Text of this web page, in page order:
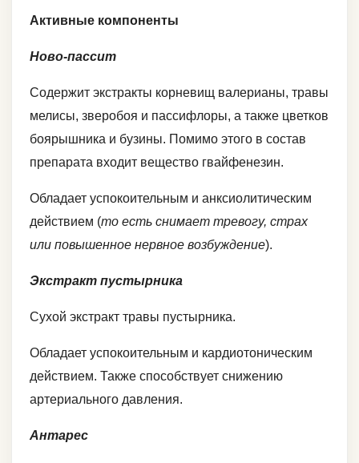
Активные компоненты
Ново-пассит
Содержит экстракты корневищ валерианы, травы
мелисы, зверобоя и пассифлоры, а также цветков
боярышника и бузины. Помимо этого в состав
препарата входит вещество гвайфенезин.
Обладает успокоительным и анксиолитическим
действием (то есть снимает тревогу, страх
или повышенное нервное возбуждение).
Экстракт пустырника
Сухой экстракт травы пустырника.
Обладает успокоительным и кардиотоническим
действием. Также способствует снижению
артериального давления.
Антарес